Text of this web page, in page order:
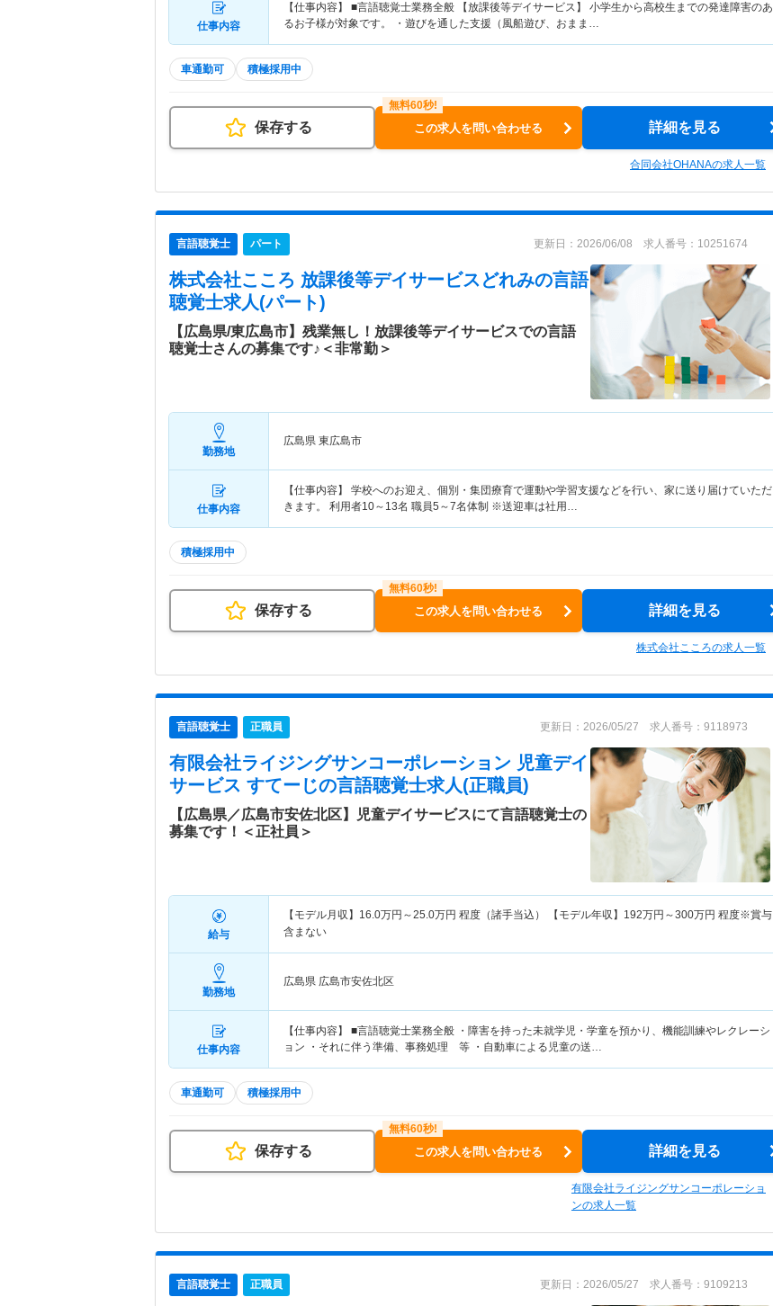
仕事内容
【仕事内容】 ■言語聴覚士業務全般 【放課後等デイサービス】 小学生から高校生までの発達障害のあ
るお子様が対象です。 ・遊びを通した支援（風船遊び、おまま…
車通勤可 積極採用中
保存する この求人を問い合わせる 詳細を見る
合同会社OHANAの求人一覧
言語聴覚士 パート 更新日：2026/06/08 求人番号：10251674
株式会社こころ 放課後等デイサービスどれみの言語
聴覚士求人(パート)
【広島県/東広島市】残業無し！放課後等デイサービスでの言語
聴覚士さんの募集です♪＜非常勤＞
勤務地
広島県 東広島市
仕事内容
【仕事内容】 学校へのお迎え、個別・集団療育で運動や学習支援などを行い、家に送り届けていただ
きます。 利用者10～13名 職員5～7名体制 ※送迎車は社用…
積極採用中
保存する この求人を問い合わせる 詳細を見る
株式会社こころの求人一覧
言語聴覚士 正職員 更新日：2026/05/27 求人番号：9118973
有限会社ライジングサンコーポレーション 児童デイ
サービス すてーじの言語聴覚士求人(正職員)
【広島県／広島市安佐北区】児童デイサービスにて言語聴覚士の
募集です！＜正社員＞
給与
【モデル月収】 16.0万円～25.0万円 程度（諸手当込） 【モデル年収】 192万円～300万円 程度※賞与
含まない
勤務地
広島県 広島市安佐北区
仕事内容
【仕事内容】 ■言語聴覚士業務全般 ・障害を持った未就学児・学童を預かり、機能訓練やレクレーシ
ョン ・それに伴う準備、事務処理 等 ・自動車による児童の送…
車通勤可 積極採用中
保存する この求人を問い合わせる 詳細を見る
有限会社ライジングサンコーポレーショ
ンの求人一覧
言語聴覚士 正職員 更新日：2026/05/27 求人番号：9109213